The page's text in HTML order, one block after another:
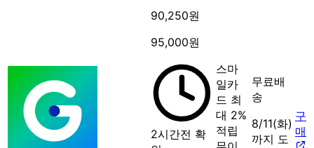
90,250원
95,000원
2시간전 확
스마
일카
드 최
대 2%
적립
무료배
송
8/11(화)
까지 도
구
매